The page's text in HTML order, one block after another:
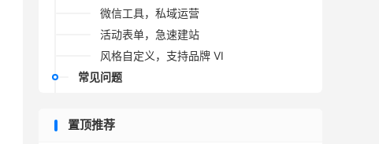
微信工具，私域运营
活动表单，急速建站
风格自定义，支持品牌 VI
常见问题
置顶推荐